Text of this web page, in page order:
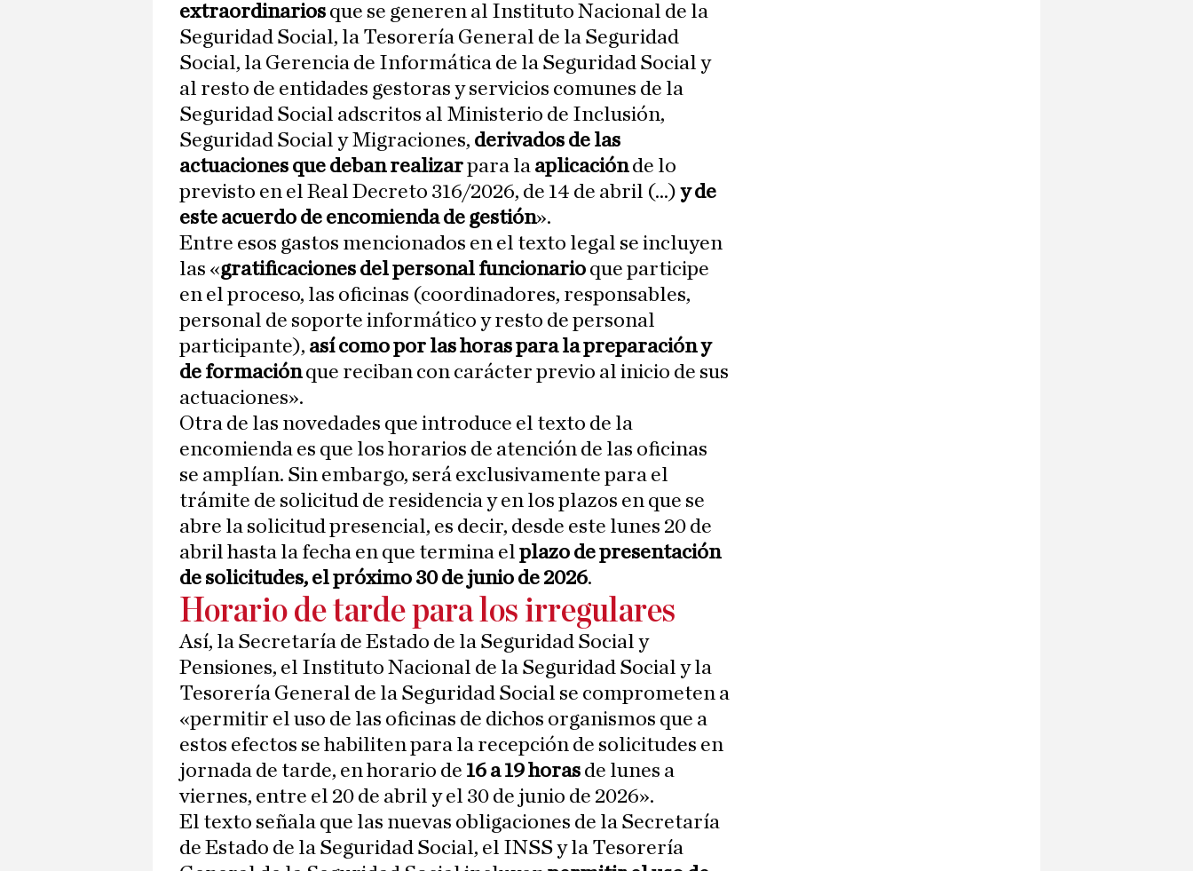
extraordinarios que se generen al Instituto Nacional de la
Seguridad Social, la Tesorería General de la Seguridad
Social, la Gerencia de Informática de la Seguridad Social y
al resto de entidades gestoras y servicios comunes de la
Seguridad Social adscritos al Ministerio de Inclusión,
Seguridad Social y Migraciones, derivados de las
actuaciones que deban realizarpara la aplicaciónde lo
previsto en el Real Decreto 316/2026, de 14 de abril (...) y de
este acuerdo de encomienda de gestión».
Entre esos gastos mencionados en el texto legal se incluyen
las «gratificaciones del personal funcionario que participe
en el proceso, las oficinas (coordinadores, responsables,
personal de soporte informático y resto de personal
participante), así como por las horas para la preparación y
de formaciónque reciban con carácter previo al inicio de sus
actuaciones».
Otra de las novedades que introduce el texto de la
encomienda es que los horarios de atención de las oficinas
se amplían. Sin embargo, será exclusivamente para el
trámite de solicitud de residencia y en los plazos en que se
abre la solicitud presencial, es decir, desde este lunes 20 de
abril hasta la fecha en que termina el plazo de presentación
de solicitudes, el próximo 30 de junio de 2026.
Horario de tarde para los irregulares
Así, la Secretaría de Estado de la Seguridad Social y
Pensiones, el Instituto Nacional de la Seguridad Social y la
Tesorería General de la Seguridad Social se comprometen a
«permitir el uso de las oficinas de dichos organismos que a
estos efectos se habiliten para la recepción de solicitudes en
jornada de tarde, en horario de 16 a 19 horas de lunes a
viernes, entre el 20 de abril y el 30 de junio de 2026».
El texto señala que las nuevas obligaciones de la Secretaría
de Estado de la Seguridad Social, el INSS y la Tesorería